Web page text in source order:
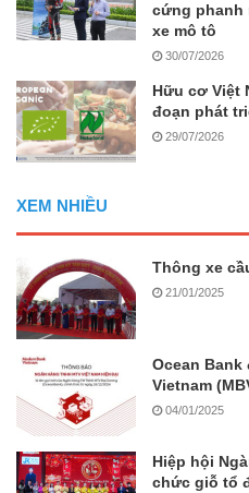
cứng phanh
xe mô tô
30/07/2026
Hữu cơ Việt
đoạn phát
29/07/2026
XEM NHIỀU
Thông xe
21/01/2025
Ocean
Vietnam
04/01/2025
Hiệp hội
chức giỗ tổ